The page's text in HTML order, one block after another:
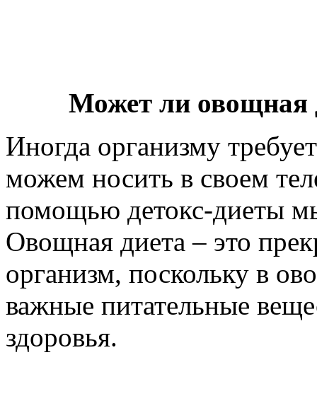
Может ли овощная
Иногда организму
можем носить в своем
помощью детокс-диеты
Овощная диета – это
организм, поскольку в
важные питательные
здоровья.